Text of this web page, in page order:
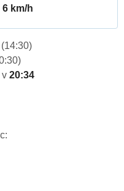
6 km/h
(14:30)
v 20:34